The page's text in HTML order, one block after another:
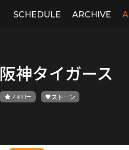
SCHEDULE ARCHIVE
阪神タイガース
フォロー ストーン